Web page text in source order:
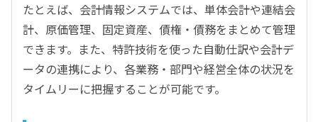
たとえば、会計情報システムでは、単体会計や連結会
計、原価管理、固定資産、債権・債務をまとめて管理
できます。また、特許技術を使った自動仕訳や会計デ
ータの連携により、各業務・部門や経営全体の状況を
タイムリーに把握することが可能です。